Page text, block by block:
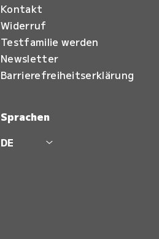
Kontakt
Widerruf
Testfamilie werden
Newsletter
Barrierefreiheitserklärung
Sprachen
DE